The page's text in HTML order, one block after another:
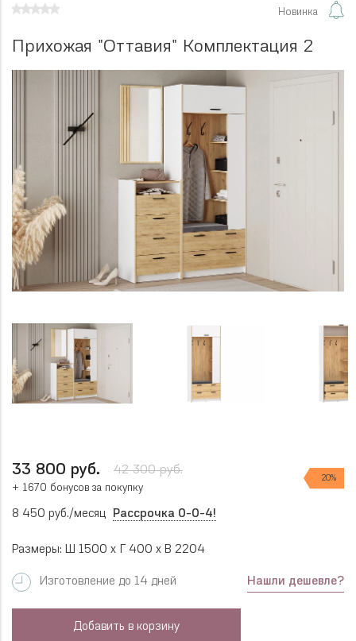
Новинка
Прихожая "Оттавия" Комплектация 2
33 800 руб. 42 300 руб.
20%
+ 1670 бонусов за покупку
8 450 руб./месяц Рассрочка 0-0-4!
Размеры: Ш 1500 x Г 400 x В 2204
Изготовление до 14 дней Нашли дешевле?
Добавить в корзину